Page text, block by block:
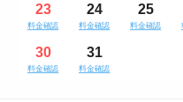
23
料金確認
24
料金確認
25
料金確認
30
料金確認
31
料金確認